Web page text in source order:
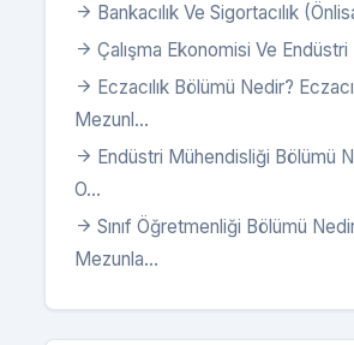
Bankacılık Ve Sigortacılık
Çalışma Ekonomisi Ve Endüstri
Eczacılık Bölümü Nedir?
Mezunl...
Endüstri Mühendisliği Bölümü
O...
Sınıf Öğretmenliği Bölümü
Mezunla...